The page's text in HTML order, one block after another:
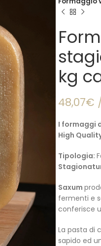
kg
48,07€
I formaggi
High
Tipologia:
Saxum
fermenti e
conferisce
La pasta di
sapido ed